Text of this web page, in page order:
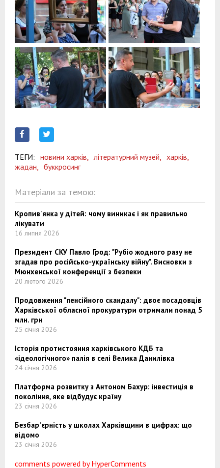
ТЕГИ: новини харків, літературний музей, харків,
жадан, буккросинг
Матеріали за темою:
Кропив'янка у дітей: чому виникає і як правильно
лікувати
16 липня 2026
Президент СКУ Павло Грод: "Рубіо жодного разу не
згадав про російсько-українську війну". Висновки з
Мюнхенської конференції з безпеки
20 лютого 2026
Продовження "пенсійного скандалу": двоє посадовців
Харківської обласної прокуратури отримали понад 5
млн. грн
25 січня 2026
Історія протистояння харківського КДБ та
«ідеологічного» палія в селі Велика Данилівка
24 січня 2026
Платформа розвитку з Антоном Бахур: інвестиція в
покоління, яке відбудує країну
23 січня 2026
Безбар’єрність у школах Харківщини в цифрах: що
відомо
23 січня 2026
comments powered by HyperComments